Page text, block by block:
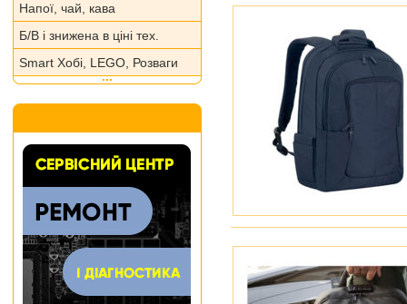
Напої, чай, кава
Б/В і знижена в ціні тех.
Smart Хобі, LEGO, Розваги